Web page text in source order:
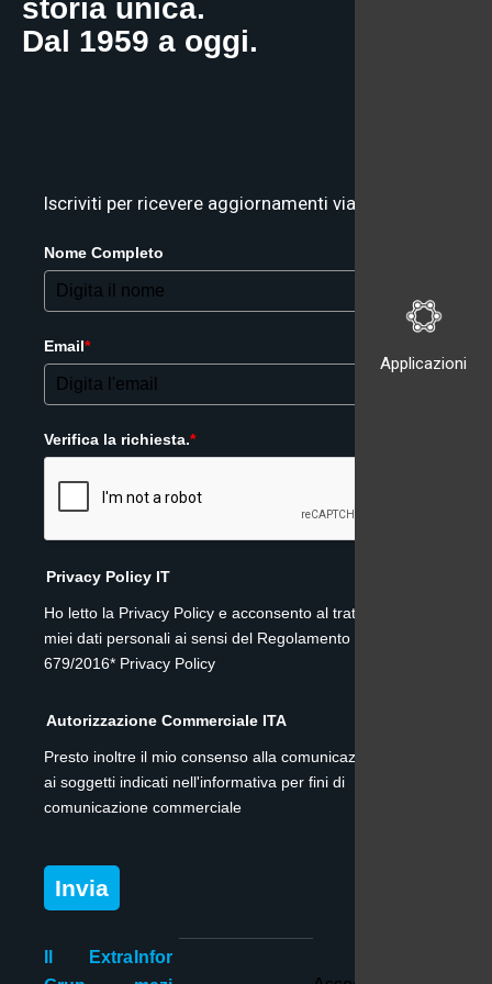
storia unica.
Dal 1959 a oggi.
Iscriviti per ricevere aggiornamenti via email
Nome Completo
Email*
Verifica la richiesta.*
Privacy Policy IT
Ho letto la Privacy Policy e acconsento al trattamento dei
miei dati personali ai sensi del Regolamento (UE)
679/2016* Privacy Policy
Autorizzazione Commerciale ITA
Presto inoltre il mio consenso alla comunicazione dei dati
ai soggetti indicati nell'informativa per fini di
comunicazione commerciale
Invia
Extra Infor
Applicazioni